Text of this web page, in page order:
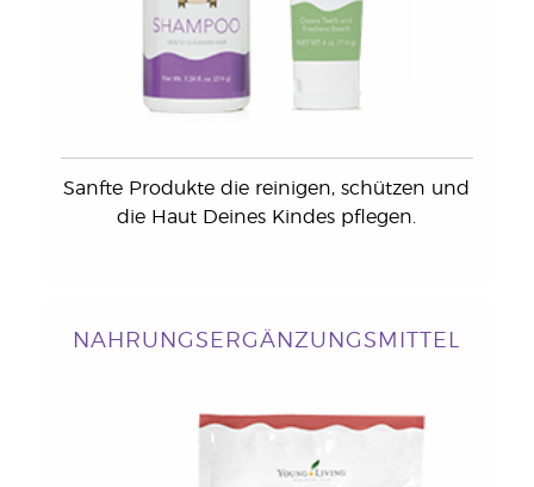
Sanfte Produkte die reinigen, schützen und
die Haut Deines Kindes pflegen.
NAHRUNGSERGÄNZUNGSMITTEL